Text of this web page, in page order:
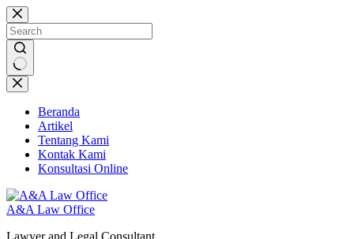
Skip
to
content
No
results
Beranda
Artikel
Tentang Kami
Kontak Kami
Konsultasi Online
A&A Law Office
Lawyer and Legal Consultant